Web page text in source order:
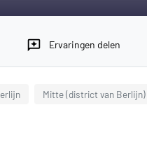
reviews Ervaringen delen
Mitte (district van Berlijn)